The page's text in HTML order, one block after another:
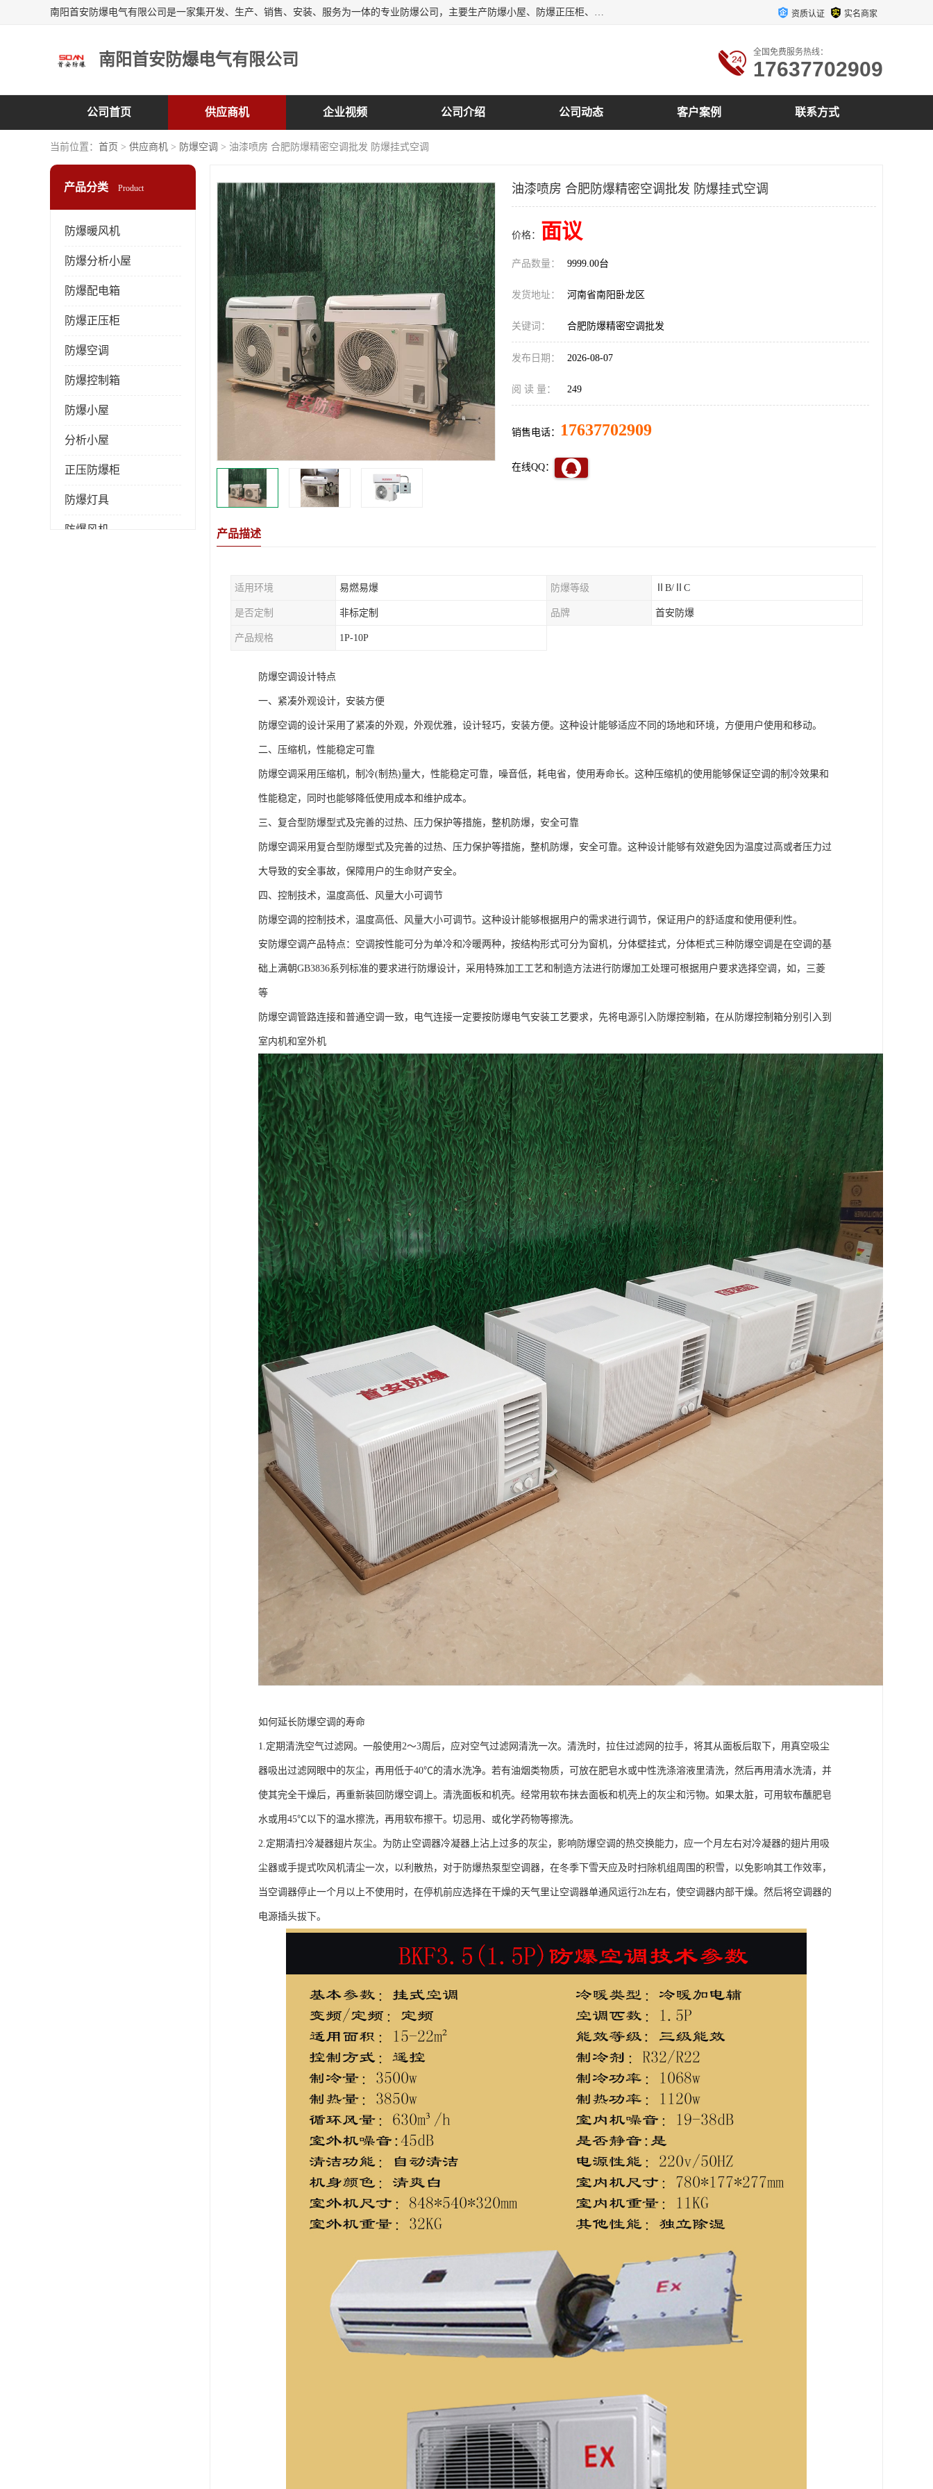
南阳首安防爆电气有限公司是一家集开发、生产、销售、安装、服务为一体的专业防爆公司，主要生产防爆小屋、防爆正压柜、防爆空调、防爆控制箱、防爆配电箱（柜），防爆正压系列，防爆灯具，防爆风机，防爆管件，粉尘防爆，防腐防尘防水等百余系列上千种防爆产品。 资质认证 实名商家
南阳首安防爆电气有限公司 全国免费服务热线：
17637702909
公司首页 供应商机 企业视频 公司介绍 公司动态 客户案例 联系方式
当前位置： 首页 > 供应商机 > 防爆空调 > 油漆喷房 合肥防爆精密空调批发 防爆挂式空调
产品分类 Product
防爆暖风机
防爆分析小屋
防爆配电箱
防爆正压柜
防爆空调
防爆控制箱
防爆小屋
分析小屋
正压防爆柜
防爆灯具
防爆风机
油漆喷房 合肥防爆精密空调批发 防爆挂式空调
价格： 面议
产品数量： 9999.00台
发货地址： 河南省南阳卧龙区
关键词： 合肥防爆精密空调批发
发布日期： 2026-08-07
阅 读 量： 249
销售电话： 17637702909
在线QQ：
产品描述
适用环境 易燃易爆 防爆等级 ⅡB/ⅡC
是否定制 非标定制 品牌 首安防爆
产品规格 1P-10P
防爆空调设计特点
一、紧凑外观设计，安装方便
防爆空调的设计采用了紧凑的外观，外观优雅，设计轻巧，安装方便。这种设计能够适应不同的场地和环境，方便用户使用和移动。
二、压缩机，性能稳定可靠
防爆空调采用压缩机，制冷(制热)量大，性能稳定可靠，噪音低，耗电省，使用寿命长。这种压缩机的使用能够保证空调的制冷效果和
性能稳定，同时也能够降低使用成本和维护成本。
三、复合型防爆型式及完善的过热、压力保护等措施，整机防爆，安全可靠
防爆空调采用复合型防爆型式及完善的过热、压力保护等措施，整机防爆，安全可靠。这种设计能够有效避免因为温度过高或者压力过
大导致的安全事故，保障用户的生命财产安全。
四、控制技术，温度高低、风量大小可调节
防爆空调的控制技术，温度高低、风量大小可调节。这种设计能够根据用户的需求进行调节，保证用户的舒适度和使用便利性。
安防爆空调产品特点：空调按性能可分为单冷和冷暖两种，按结构形式可分为窗机，分体壁挂式，分体柜式三种防爆空调是在空调的基
础上满朝GB3836系列标准的要求进行防爆设计，采用特殊加工工艺和制造方法进行防爆加工处理可根据用户要求选择空调，如，三菱
等
防爆空调管路连接和普通空调一致，电气连接一定要按防爆电气安装工艺要求，先将电源引入防爆控制箱，在从防爆控制箱分别引入到
室内机和室外机
如何延长防爆空调的寿命
1.定期清洗空气过滤网。一般使用2～3周后，应对空气过滤网清洗一次。清洗时，拉住过滤网的拉手，将其从面板后取下，用真空吸尘
器吸出过滤网眼中的灰尘，再用低于40℃的清水洗净。若有油烟类物质，可放在肥皂水或中性洗涤溶液里清洗，然后再用清水洗清，并
使其完全干燥后，再重新装回防爆空调上。清洗面板和机壳。经常用软布抹去面板和机壳上的灰尘和污物。如果太脏，可用软布蘸肥皂
水或用45℃以下的温水擦洗，再用软布擦干。切忌用、或化学药物等擦洗。
2.定期清扫冷凝器翅片灰尘。为防止空调器冷凝器上沾上过多的灰尘，影响防爆空调的热交换能力，应一个月左右对冷凝器的翅片用吸
尘器或手提式吹风机清尘一次，以利散热，对于防爆热泵型空调器，在冬季下雪天应及时扫除机组周围的积雪，以免影响其工作效率，
当空调器停止一个月以上不使用时，在停机前应选择在干燥的天气里让空调器单通风运行2h左右，使空调器内部干燥。然后将空调器的
电源插头拔下。